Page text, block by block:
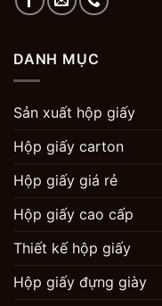
DANH MỤC
Sản xuất hộp giấy
Hộp giấy carton
Hộp giấy giá rẻ
Hộp giấy cao cấp
Thiết kế hộp giấy
Hộp giấy đựng giày